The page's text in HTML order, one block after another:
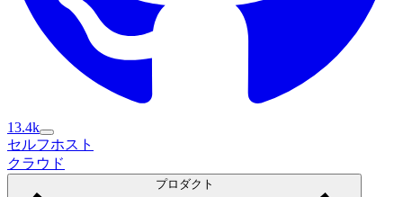
13.4k
セルフホスト
セルフホスト
クラウド
プロダクト